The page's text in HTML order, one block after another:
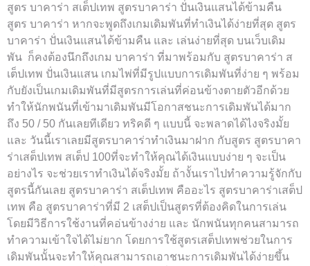
สูตร บาคาร่า สเต็ปเทพ สูตรบาคาร่า ปั่นเงินแสนได้ข้ามคืน
สูตร บาคาร่า หากจะพูดถึงเกมเดิมพันที่ทำเงินได้ง่ายที่สุด สูตร
บาคาร่า ปั่นเงินแสนได้ข้ามคืน และ เล่นง่ายที่สุด บนเว็บเดิม
พัน ก็คงต้องนึกถึงเกม บาคาร่า ที่มาพร้อมกับ สูตรบาคาร่า ส
เต็ปเทพ ปั่นเงินแสน เกมไพ่ที่มีรูปแบบการเดิมพันที่ง่าย ๆ พร้อม
กับยังเป็นเกมเดิมพันที่มีสูตรการเล่นที่ค่อนข้างตายตัวอีกด้วย
ทำให้นักพนันที่เข้ามาเดิมพันมีโอกาสชนะการเดิมพันได้มาก
ถึง 50 / 50 กันเลยทีเดียว ทริคดี ๆ แบบนี้ จะพลาดได้ไงจริงมั้ย
และ วันนี้เราเลยมีสูตรบาคาร่าทำเงินมาฝาก กับสูตร สูตรบาคา
ร่าเสต็ปเทพ สเต็ป 100ที่จะทำให้คุณได้เงินแบบง่าย ๆ จะเป็น
อย่างไร จะช่วยเราทำเงินได้จริงมั้ย ถ้างั้นเราไปทำความรู้จักกับ
สูตรนี้กันเลย สูตรบาคาร่า สเต็ปเทพ คืออะไร สูตรบาคาร่าเสต็ป
เทพ คือ สูตรบาคาร่าที่มี 2 เสต็ปเป็นสูตรที่ต้องคิดในการเล่น
โดยมีวิธีการใช้งานที่คอ่นข้างง่าย และ นักพนันทุกคนสามารถ
ทำความเข้าใจได้ไม่ยาก โดยการใช้สูตรเสต็ปเทพช่วยในการ
เดิมพันนั้นจะทำให้คุณสามารถเอาชนะการเดิมพันได้ง่ายขึ้น